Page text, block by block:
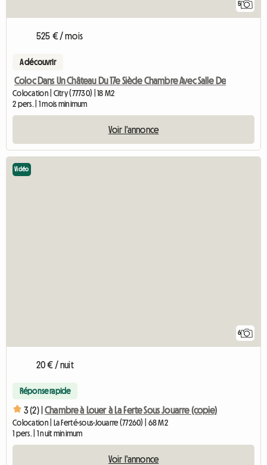
5
525 € / mois
A découvrir
Coloc Dans Un Château Du 17e Siècle Chambre Avec Salle De
Colocation | Citry (77730) | 18 M2
2 pers. | 1 mois minimum
Voir l'annonce
6
Vidéo
20 € / nuit
Réponse rapide
3 (2) | Chambre à Louer à La Ferte Sous Jouarre (copie)
Colocation | La Ferté-sous-Jouarre (77260) | 68 M2
1 pers. | 1 nuit minimum
Voir l'annonce